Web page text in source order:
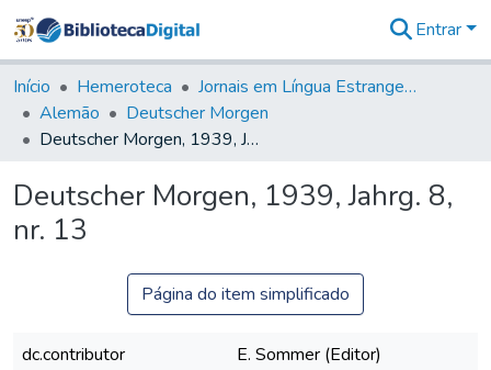
&
Coleções
Tudo na
Biblioteca
Estatísticas
Entrar
Início Hemeroteca
Jornais em Língua Estrangeira
Alemão
Deutscher Morgen
Deutscher Morgen, 1939, Jahrg. 8, nr. 13
Deutscher Morgen, 1939, Jahrg. 8,
nr. 13
Página do item simplificado
dc.contributor
E. Sommer (Editor)